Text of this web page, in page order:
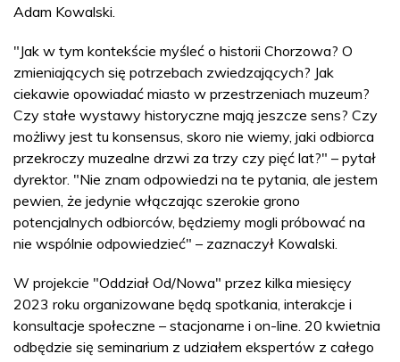
Adam Kowalski.
"Jak w tym kontekście myśleć o historii Chorzowa? O
zmieniających się potrzebach zwiedzających? Jak
ciekawie opowiadać miasto w przestrzeniach muzeum?
Czy stałe wystawy historyczne mają jeszcze sens? Czy
możliwy jest tu konsensus, skoro nie wiemy, jaki odbiorca
przekroczy muzealne drzwi za trzy czy pięć lat?" – pytał
dyrektor. "Nie znam odpowiedzi na te pytania, ale jestem
pewien, że jedynie włączając szerokie grono
potencjalnych odbiorców, będziemy mogli próbować na
nie wspólnie odpowiedzieć" – zaznaczył Kowalski.
W projekcie "Oddział Od/Nowa" przez kilka miesięcy
2023 roku organizowane będą spotkania, interakcje i
konsultacje społeczne – stacjonarne i on-line. 20 kwietnia
odbędzie się seminarium z udziałem ekspertów z całego